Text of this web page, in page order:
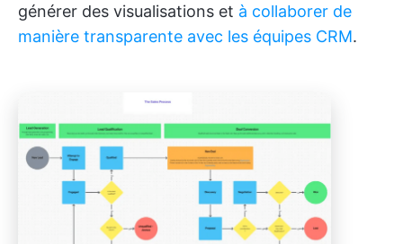
générer des visualisations et à collaborer de
manière transparente avec les équipes CRM.